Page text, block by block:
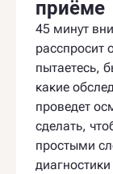
приёме
45 минут
расспросит
пытаетесь,
какие
проведет
сделать,
простыми